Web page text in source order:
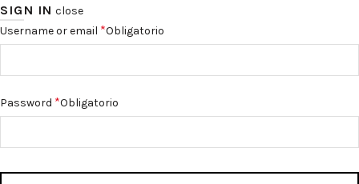
SIGN IN close
Username or email *Obligatorio
Password *Obligatorio